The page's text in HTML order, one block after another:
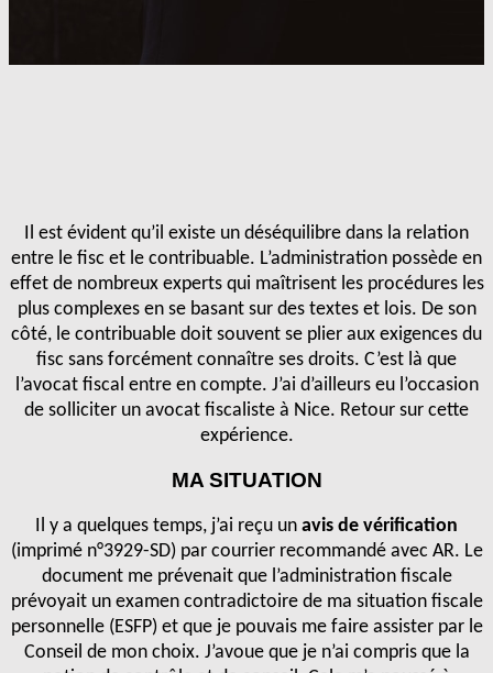
Il est évident qu’il existe un déséquilibre dans la relation
entre le fisc et le contribuable. L’administration possède en
effet de nombreux experts qui maîtrisent les procédures les
plus complexes en se basant sur des textes et lois. De son
côté, le contribuable doit souvent se plier aux exigences du
fisc sans forcément connaître ses droits. C’est là que
l’avocat fiscal entre en compte. J’ai d’ailleurs eu l’occasion
de solliciter un avocat fiscaliste à Nice. Retour sur cette
expérience.
MA SITUATION
Il y a quelques temps, j’ai reçu un avis de vérification
(imprimé n°3929-SD) par courrier recommandé avec AR. Le
document me prévenait que l’administration fiscale
prévoyait un examen contradictoire de ma situation fiscale
personnelle (ESFP) et que je pouvais me faire assister par le
Conseil de mon choix. J’avoue que je n’ai compris que la